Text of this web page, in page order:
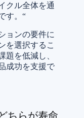
クル全体を通
す。“
ョンの要件に
を選択するこ
題を低減し、
成功を支援で
ちらが寿命